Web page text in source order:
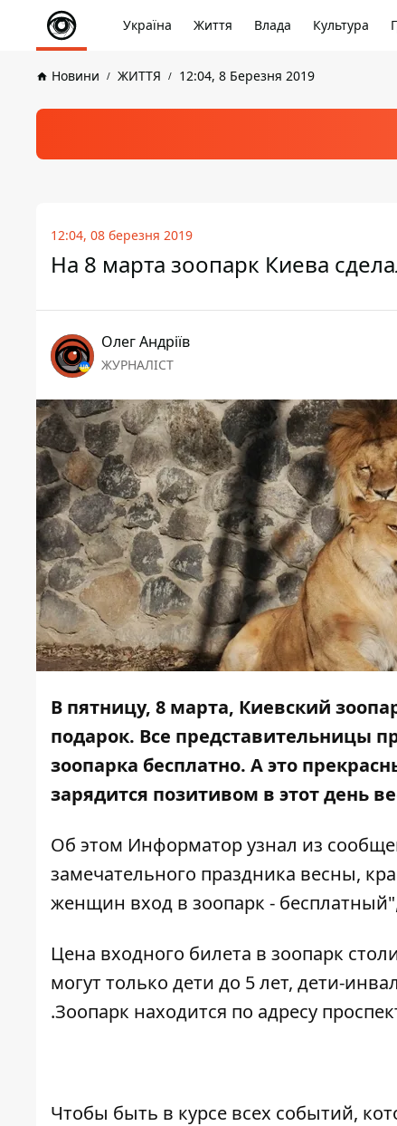
Україна Життя Влада Культура
Новини ЖИТТЯ 12:04, 8 Березня 2019
12:04, 08 березня 2019
На 8 марта зоопарк Киева
Олег Андріїв
ЖУРНАЛІСТ
В пятницу, 8 марта, Киевский
подарок. Все представительницы
зоопарка бесплатно. А это
зарядится позитивом в этот день
Об этом Информаторузнал из
замечательного праздника весны,
женщин вход в зоопарк -
Цена входного билета в зоопарк
могут только дети до 5 лет, дети-
.Зоопарк находится по адресу
Чтобы быть в курсе всех событий,